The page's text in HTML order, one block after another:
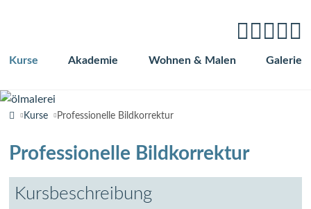
Navigation
Kurse Akademie Wohnen & Malen Galerie
Kurse Professionelle Bildkorrektur
Professionelle Bildkorrektur
Kursbeschreibung